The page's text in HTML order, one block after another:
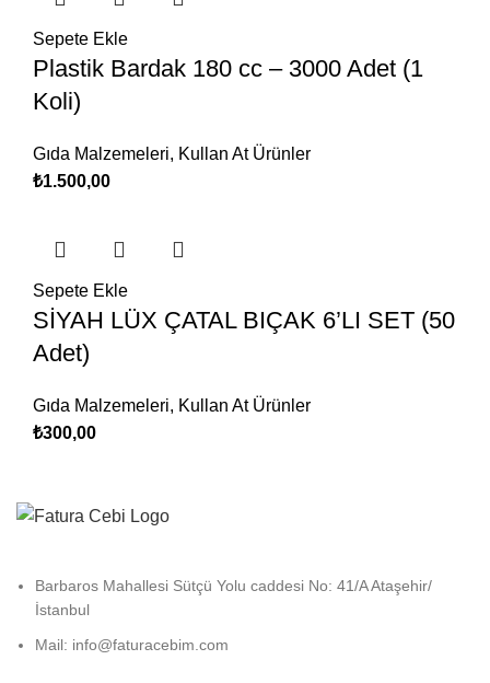
Sepete Ekle
Plastik Bardak 180 cc – 3000 Adet (1
Koli)
Gıda Malzemeleri, Kullan At Ürünler
₺1.500,00
Sepete Ekle
SİYAH LÜX ÇATAL BIÇAK 6’LI SET (50
Adet)
Gıda Malzemeleri, Kullan At Ürünler
₺300,00
Barbaros Mahallesi Sütçü Yolu caddesi No: 41/A Ataşehir/
İstanbul
Mail: info@faturacebim.com